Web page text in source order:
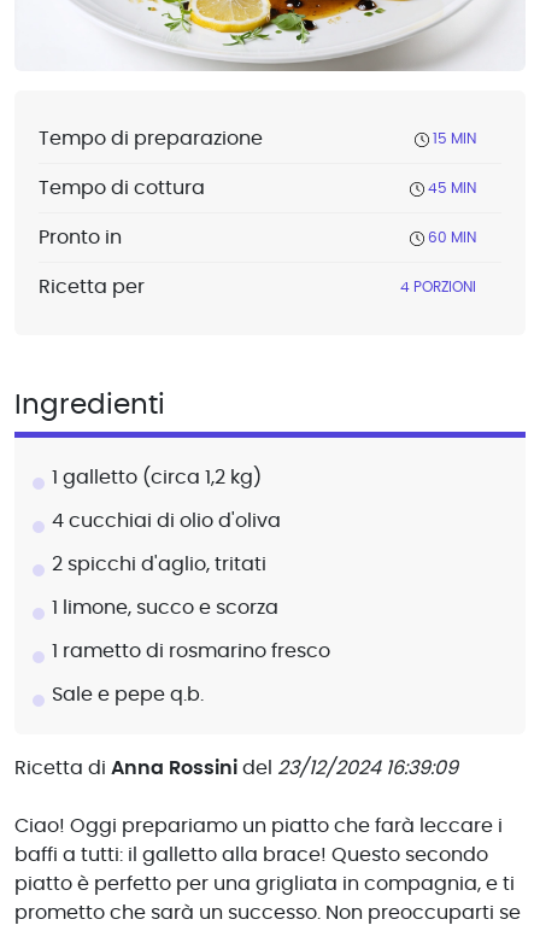
Tempo di preparazione 15 MIN
Tempo di cottura 45 MIN
Pronto in 60 MIN
Ricetta per 4 PORZIONI
Ricetta di Anna Rossini del 23/12/2024 16:39:09
Ciao! Oggi prepariamo un piatto che farà leccare i
baffi a tutti: il galletto alla brace! Questo secondo
piatto è perfetto per una grigliata in compagnia, e ti
prometto che sarà un successo. Non preoccuparti se
Ingredienti
1 galletto (circa 1,2 kg)
4 cucchiai di olio d'oliva
2 spicchi d'aglio, tritati
1 limone, succo e scorza
1 rametto di rosmarino fresco
Sale e pepe q.b.